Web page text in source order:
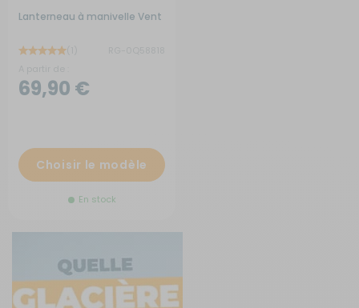
Lanterneau à manivelle Vent
69,90 €
Choisir le modèle
En stock